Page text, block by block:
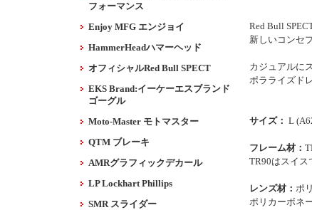
フォーマンス
Enjoy MFG エンジョイ
HammerHeadハマーヘッド
オフィシャルRed Bull SPECT
EKS Brand:イーケーエスブランド
ゴーグル
Moto-Master モトマスター
QTM ブレーキ
AMRグラフィックデカール
LP Lockhart Phillips
SMR スライダー
Red Bull
新しいコンセ
カジュアルに
ポラライズド
サイズ： L
フレーム材：
TR90はスイス
レンズ材： ポ
ポリカーボネ